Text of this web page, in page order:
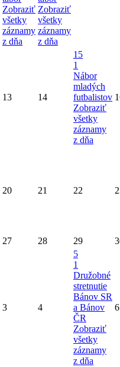
Zobraziť
všetky
záznamy
z dňa
Zobraziť
všetky
záznamy
z dňa
13 14
15
1
Nábor
mladých
futbalistov
Zobraziť
všetky
záznamy
z dňa
20 21 22
27 28 29
3 4
5
1
Družobné
stretnutie
Bánov SR
a Bánov
ČR
Zobraziť
všetky
záznamy
z dňa
6